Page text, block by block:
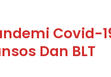
Covid-
Dan BLT